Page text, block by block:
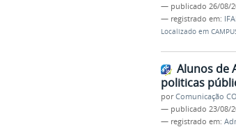
— publicado 26/08/
— registrado em:
Localizado em
Alunos de
politicas
porComunicação
— publicado 23/08/
— registrado em: